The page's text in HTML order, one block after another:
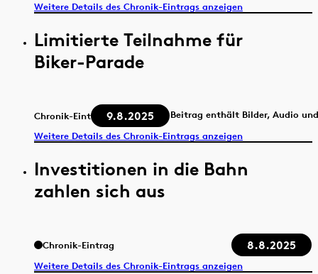
Weitere Details des Chronik-Eintrags anzeigen
Limitierte Teilnahme für
Biker-Parade
Chronik-Eintrag 9.8.2025
Beitrag enthält Bilder, Audio
Weitere Details des Chronik-Eintrags anzeigen
Investitionen in die Bahn
zahlen sich aus
Chronik-Eintrag 8.8.2025
Weitere Details des Chronik-Eintrags anzeigen